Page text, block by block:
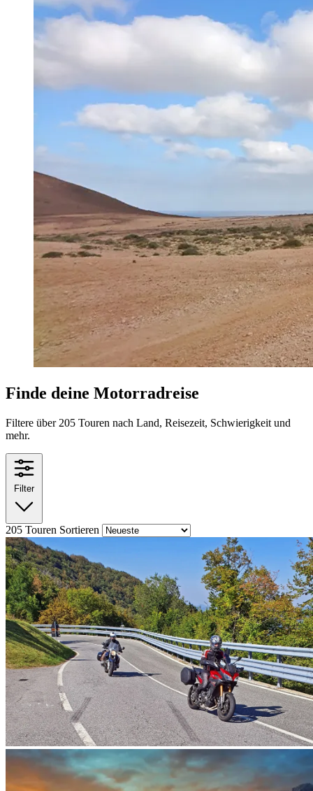
Finde deine Motorradreise
Filtere über 205 Touren nach Land, Reisezeit, Schwierigkeit und
mehr.
Filter
205 Touren Sortieren